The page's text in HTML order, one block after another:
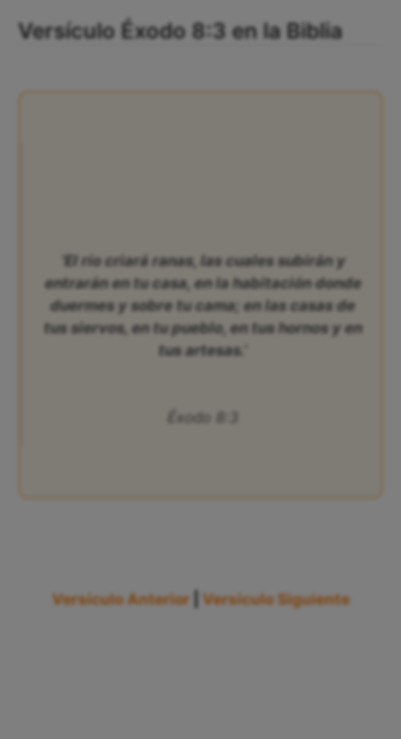
Versículo Éxodo 8:3 en la Biblia
‘El río criará ranas, las cuales subirán y
entrarán en tu casa, en la habitación donde
duermes y sobre tu cama; en las casas de
tus siervos, en tu pueblo, en tus hornos y en
tus artesas.’
Éxodo 8:3
Versículo Anterior Versículo Siguiente